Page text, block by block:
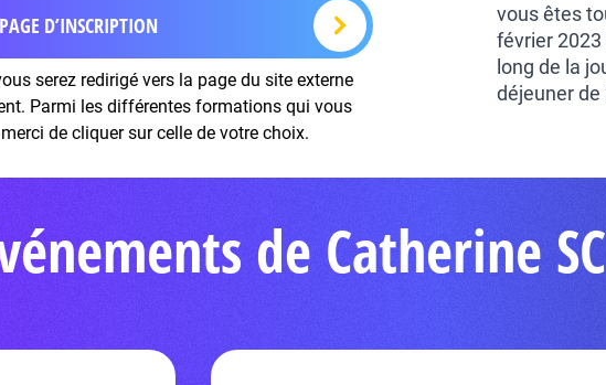
D’INSCRIPTION
serez redirigé vers la page du site externe
Parmi les différentes formations qui vous
de cliquer sur celle de votre choix.
vous êtes
février
long de la
déjeuner de
de Catherine